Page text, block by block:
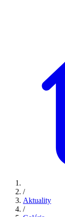
/
Aktuality
/